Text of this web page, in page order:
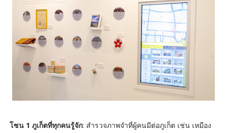
โซน 1 ภูเก็ตที่ทุกคนรู้จัก: สำรวจภาพจำที่ผู้คนมีต่อภูเก็ต เช่น เหมือง